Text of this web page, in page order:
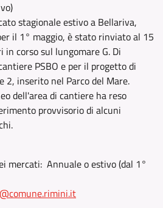
stagionale estivo a Bellariva,
il 1° maggio, è stato rinviato al 15
in corso sul lungomare G. Di
PSBO e per il progetto di
2, inserito nel Parco del Mare.
dell'area di cantiere ha reso
provvisorio di alcuni
mercati: Annuale o estivo (dal 1°